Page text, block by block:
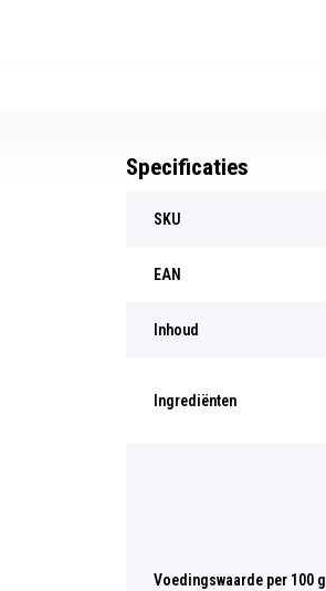
Specificaties
SKU
EAN
Inhoud
Ingrediënten
Voedingswaarde per 100 g